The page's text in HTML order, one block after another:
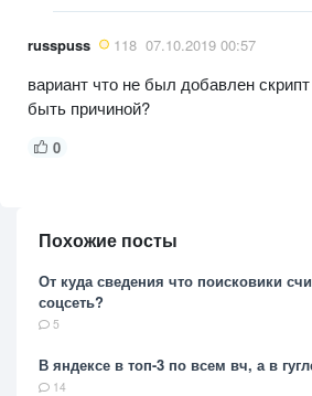
russpuss 118 07.10.2019 00:57
вариант что не был добавлен
быть причиной?
0
Похожие посты
От куда сведения что поисковики
соцсеть?
5
В яндексе в топ-3 по всем вч, а в
14